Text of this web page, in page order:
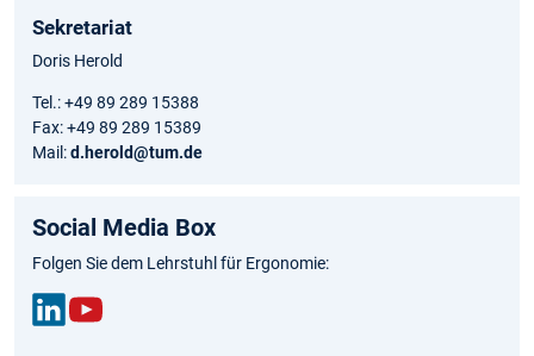
Sekretariat
Doris Herold
Tel.: +49 89 289 15388
Fax: +49 89 289 15389
Mail:d.herold@tum.de
Social Media Box
Folgen Sie dem Lehrstuhl für Ergonomie: